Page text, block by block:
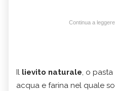
Continua a
Il lievito naturale, o
acqua e farina nel quale